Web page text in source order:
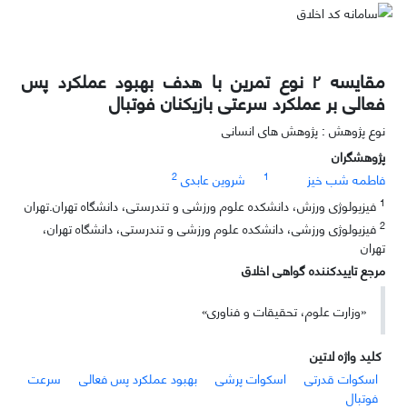
مقایسه ۲ نوع تمرین با هدف بهبود عملکرد پس
فعالی بر عملکرد سرعتی بازیکنان فوتبال
نوع پژوهش : پژوهش های انسانی
پژوهشگران
فاطمه شب خیز
1 شروین عابدی 2
1 فیزیولوژی ورزش، دانشکده علوم ورزشی و تندرستی، دانشگاه تهران.تهران
2 فیزیولوژی ورزشی، دانشکده علوم ورزشی و تندرستی، دانشگاه تهران،
تهران
مرجع تاییدکننده گواهی اخلاق
«وزارت علوم، تحقیقات و فناوری»
کلید واژه لاتین
اسکوات قدرتی
اسکوات پرشی بهبود عملکرد پس فعالی
سرعت
فوتبال